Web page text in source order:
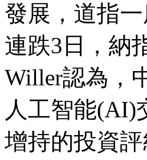
發展，道指
連跌3 日，納
Willer認為，
人工智能(AI)
增持的投資